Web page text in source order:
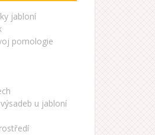
jabloní
pomologie
u jabloní